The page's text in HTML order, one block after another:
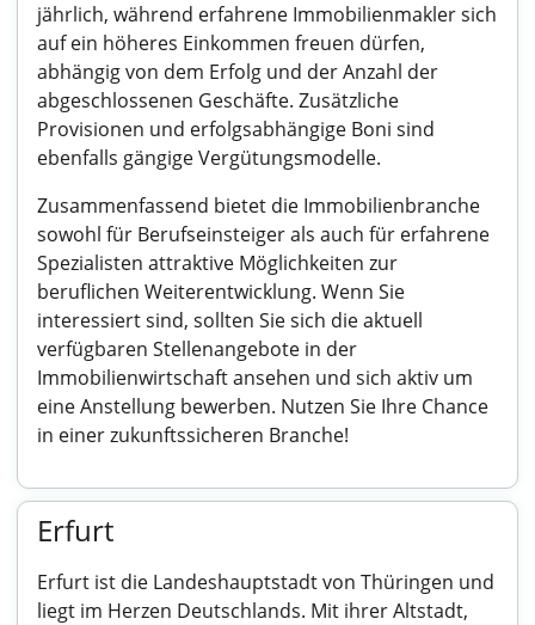
jährlich, während erfahrene Immobilienmakler sich
auf ein höheres Einkommen freuen dürfen,
abhängig von dem Erfolg und der Anzahl der
abgeschlossenen Geschäfte. Zusätzliche
Provisionen und erfolgsabhängige Boni sind
ebenfalls gängige Vergütungsmodelle.
Zusammenfassend bietet die Immobilienbranche
sowohl für Berufseinsteiger als auch für erfahrene
Spezialisten attraktive Möglichkeiten zur
beruflichen Weiterentwicklung. Wenn Sie
interessiert sind, sollten Sie sich die aktuell
verfügbaren Stellenangebote in der
Immobilienwirtschaft ansehen und sich aktiv um
eine Anstellung bewerben. Nutzen Sie Ihre Chance
in einer zukunftssicheren Branche!
Erfurt
Erfurt ist die Landeshauptstadt von Thüringen und
liegt im Herzen Deutschlands. Mit ihrer Altstadt,